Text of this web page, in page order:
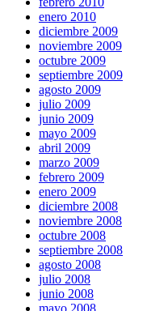
enero 2010
diciembre 2009
noviembre 2009
octubre 2009
septiembre 2009
agosto 2009
julio 2009
junio 2009
mayo 2009
abril 2009
marzo 2009
febrero 2009
enero 2009
diciembre 2008
noviembre 2008
octubre 2008
septiembre 2008
agosto 2008
julio 2008
junio 2008
mayo 2008